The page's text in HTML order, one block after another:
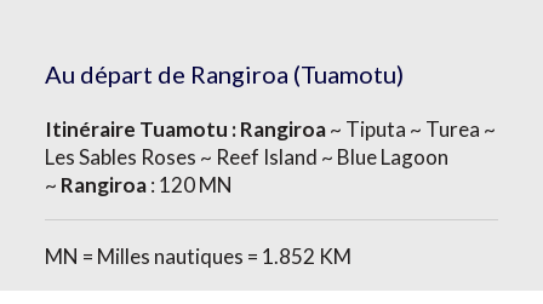
Au départ de Rangiroa (Tuamotu)
Itinéraire Tuamotu : Rangiroa~ Tiputa ~ Turea ~
Les Sables Roses ~ Reef Island ~ Blue Lagoon
~ Rangiroa: 120 MN
MN = Milles nautiques = 1.852 KM